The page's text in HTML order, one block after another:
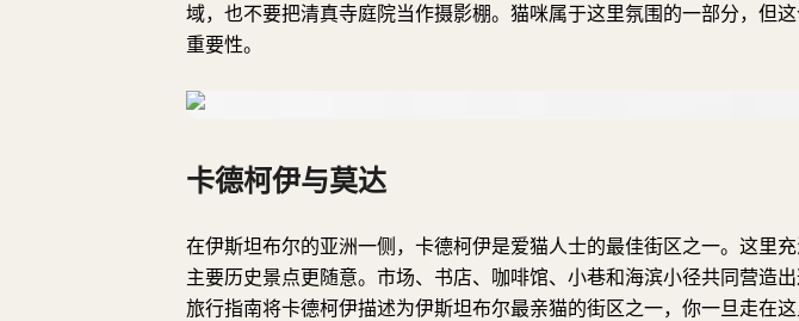
域，也不要把清真寺庭院当作摄影棚。猫咪属于这里氛围的一部分，但
重要性。
卡德柯伊与莫达
在伊斯坦布尔的亚洲一侧，卡德柯伊是爱猫人士的最佳街区之一。这里
主要历史景点更随意。市场、书店、咖啡馆、小巷和海滨小径共同营造
旅行指南将卡德柯伊描述为伊斯坦布尔最亲猫的街区之一，你一旦走在这